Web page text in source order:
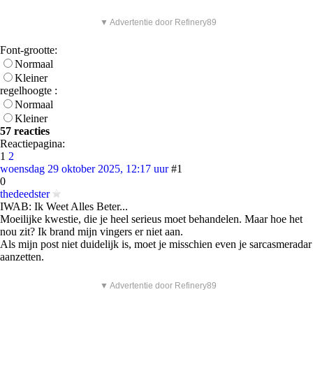
▼ Advertentie door Refinery89
Font-grootte:
Normaal
Kleiner
regelhoogte :
Normaal
Kleiner
57 reacties
Reactiepagina:
1 2
woensdag 29 oktober 2025, 12:17 uur #1
0
thedeedster
IWAB: Ik Weet Alles Beter...
Moeilijke kwestie, die je heel serieus moet behandelen. Maar hoe het
nou zit? Ik brand mijn vingers er niet aan.
Als mijn post niet duidelijk is, moet je misschien even je sarcasmeradar
aanzetten.
▼ Advertentie door Refinery89